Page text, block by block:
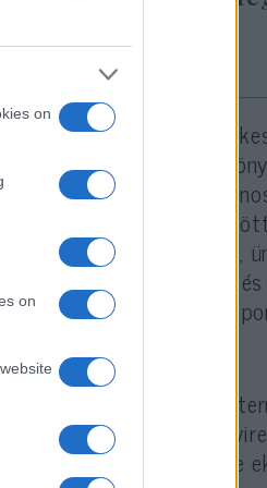
on
on
fejezte ki a zsidó
a mobil
Az eszköz
jesivatanulók arra is
szukotkor szukkát,
a hinduizmusban
fordultak a mobil
háború után arab
25-öt –
országot. A Rebbe